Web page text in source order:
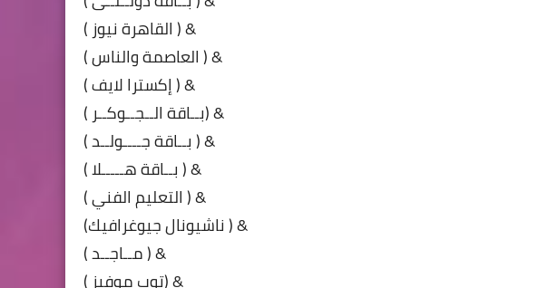
( القاهرة نيوز ) &
( العاصمة والناس ) &
( إكسترا لايف ) &
( بــاقة الــجــوكــر) &
( بــاقة جــــولــد ) &
( بــاقة هـــــلا ) &
( التعليم الفني ) &
(ناشيونال جيوغرافيك ) &
( مــاجــد ) &
( توب موفيز) &